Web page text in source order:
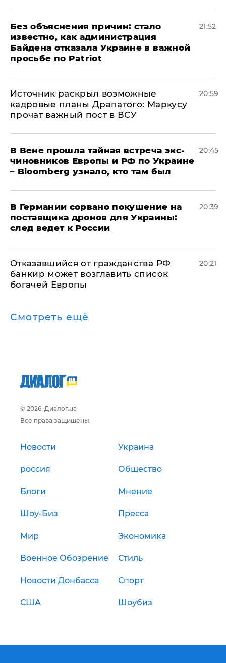
Без объяснения причин: стало
известно, как администрация
Байдена отказала Украине в важной
просьбе по Patriot
21:52
​Источник раскрыл возможные
кадровые планы Драпатого: Маркусу
прочат важный пост в ВСУ
20:59
В Вене прошла тайная встреча экс-
чиновников Европы и РФ по Украине
– Bloomberg узнало, кто там был
20:45
​В Германии сорвано покушение на
поставщика дронов для Украины:
след ведет к России
20:39
Отказавшийся от гражданства РФ
банкир может возглавить список
богачей Европы
20:21
Смотреть ещё
© 2026, Диалог.ua
Все права защищены.
Новости Украина
россия Общество
Блоги Мнение
Шоу-Биз Пресса
Мир Экономика
Военное Обозрение Стиль
Новости Донбасса Спорт
США Шоубиз